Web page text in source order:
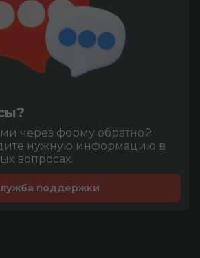
через форму обратной
нужную информацию в
вопросах.
поддержки